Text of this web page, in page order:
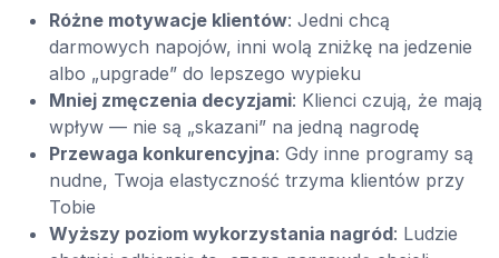
Różne motywacje klientów: Jedni chcą
darmowych napojów, inni wolą zniżkę na jedzenie
albo „upgrade” do lepszego wypieku
Mniej zmęczenia decyzjami: Klienci czują, że mają
wpływ — nie są „skazani” na jedną nagrodę
Przewaga konkurencyjna: Gdy inne programy są
nudne, Twoja elastyczność trzyma klientów przy
Tobie
Wyższy poziom wykorzystania nagród: Ludzie